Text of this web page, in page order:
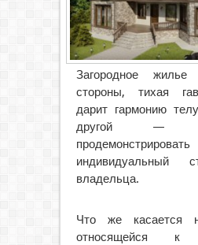
Загородное
стороны, тихая
дарит гармонию
другой —
продемонстрировать
индивидуальный
владельца.
Что же касается
относящейся к